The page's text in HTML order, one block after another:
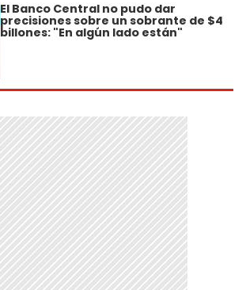
El Banco Central no pudo dar
precisiones sobre un sobrante de $4
billones: "En algún lado están"